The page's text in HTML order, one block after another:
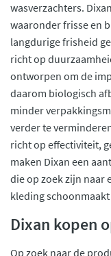
wasverzachters.
waaronder frisse en
langdurige frisheid
richt op
ontworpen om de
daarom biologisch
minder
verder te
richt op effectiviteit,
maken Dixan een
die op zoek zijn naar
kleding
Dixan kopen
Op zoek naar de